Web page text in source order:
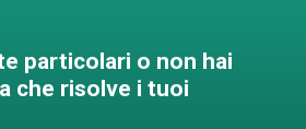
particolari o non hai
che risolve i tuoi